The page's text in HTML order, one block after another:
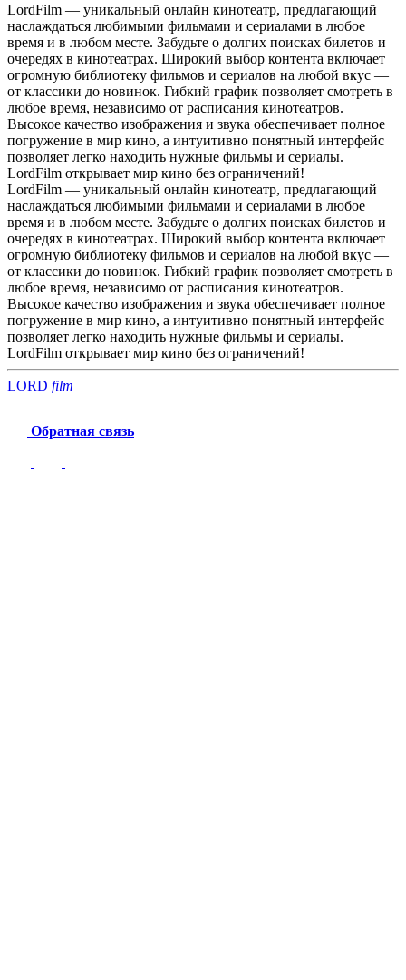
LordFilm — уникальный онлайн кинотеатр, предлагающий
наслаждаться любимыми фильмами и сериалами в любое
время и в любом месте. Забудьте о долгих поисках билетов и
очередях в кинотеатрах. Широкий выбор контента включает
огромную библиотеку фильмов и сериалов на любой вкус —
от классики до новинок. Гибкий график позволяет смотреть в
любое время, независимо от расписания кинотеатров.
Высокое качество изображения и звука обеспечивает полное
погружение в мир кино, а интуитивно понятный интерфейс
позволяет легко находить нужные фильмы и сериалы.
LordFilm открывает мир кино без ограничений!
LordFilm — уникальный онлайн кинотеатр, предлагающий
наслаждаться любимыми фильмами и сериалами в любое
время и в любом месте. Забудьте о долгих поисках билетов и
очередях в кинотеатрах. Широкий выбор контента включает
огромную библиотеку фильмов и сериалов на любой вкус —
от классики до новинок. Гибкий график позволяет смотреть в
любое время, независимо от расписания кинотеатров.
Высокое качество изображения и звука обеспечивает полное
погружение в мир кино, а интуитивно понятный интерфейс
позволяет легко находить нужные фильмы и сериалы.
LordFilm открывает мир кино без ограничений!
LORD film
Обратная связь